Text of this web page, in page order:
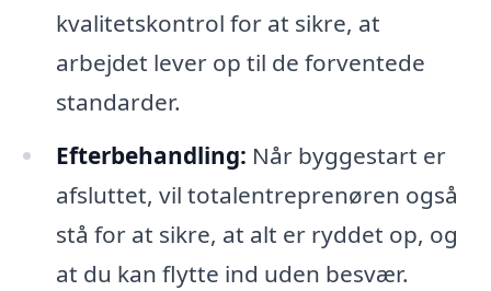
kvalitetskontrol for at sikre, at
arbejdet lever op til de forventede
standarder.
Efterbehandling: Når byggestart er
afsluttet, vil totalentreprenøren også
stå for at sikre, at alt er ryddet op, og
at du kan flytte ind uden besvær.